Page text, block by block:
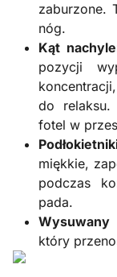
zaburzone.
nóg.
Kąt
pozycji
do
fotel w
miękkie,
podczas
pada.
który